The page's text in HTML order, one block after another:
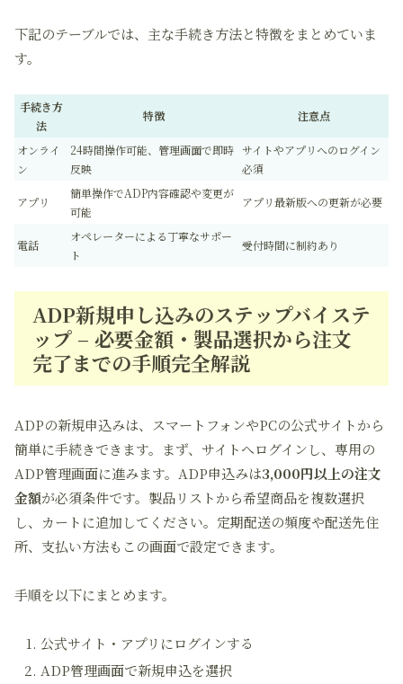
下記のテーブルでは、主な手続き方法と特徴をまとめていま
す。
手続き方
法
特徴 注意点
オンライ
ン
24時間操作可能、管理画面で即時
反映
サイトやアプリへのログイン
必須
アプリ
簡単操作でADP内容確認や変更が
可能
アプリ最新版への更新が必要
電話
オペレーターによる丁寧なサポー
ト
受付時間に制約あり
ADP新規申し込みのステップバイステ
ップ – 必要金額・製品選択から注文
完了までの手順完全解説
ADPの新規申込みは、スマートフォンやPCの公式サイトから
簡単に手続きできます。まず、サイトへログインし、専用の
ADP管理画面に進みます。ADP申込みは3,000円以上の注文
金額が必須条件です。製品リストから希望商品を複数選択
し、カートに追加してください。定期配送の頻度や配送先住
所、支払い方法もこの画面で設定できます。
手順を以下にまとめます。
公式サイト・アプリにログインする
ADP管理画面で新規申込を選択